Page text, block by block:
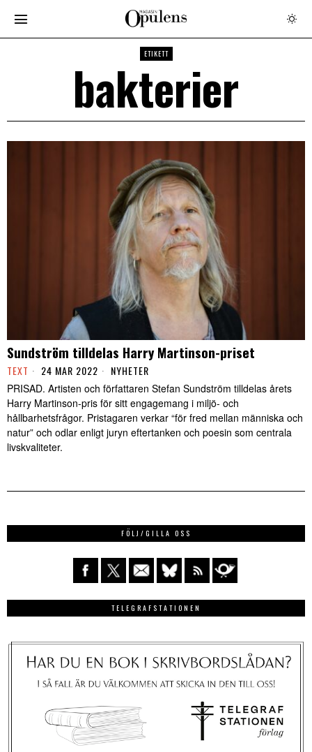
ETIKETT
bakterier
Sundström tilldelas Harry Martinson-priset
TEXT 24 MAR 2022 NYHETER
PRISAD. Artisten och författaren Stefan Sundström tilldelas årets
Harry Martinson-pris för sitt engagemang i miljö- och
hållbarhetsfrågor. Pristagaren verkar “för fred mellan människa och
natur” och odlar enligt juryn eftertanken och poesin som centrala
livskvaliteter.
FÖLJ/GILLA OSS
TELEGRAFSTATIONEN